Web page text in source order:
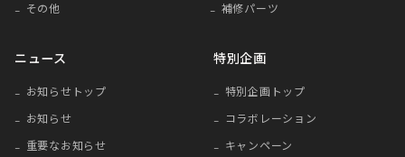
その他
補修パーツ
ニュース
お知らせトップ
お知らせ
重要なお知らせ
特別企画
特別企画トップ
コラボレーション
キャンペーン